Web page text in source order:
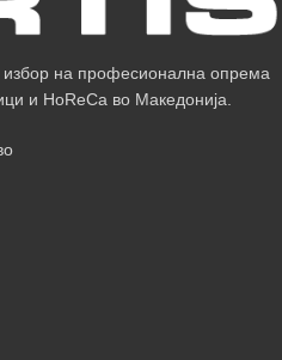
на професионална опрема
и HoReCa во Македонија.